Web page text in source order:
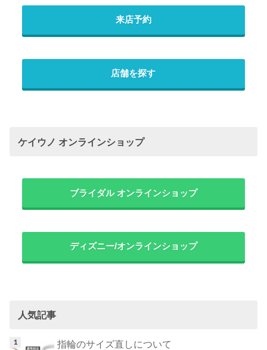
来店予約
店舗を探す
ケイウノ オンラインショップ
ブライダル オンラインショップ
ディズニー/オンラインショップ
人気記事
指輪のサイズ直しについて